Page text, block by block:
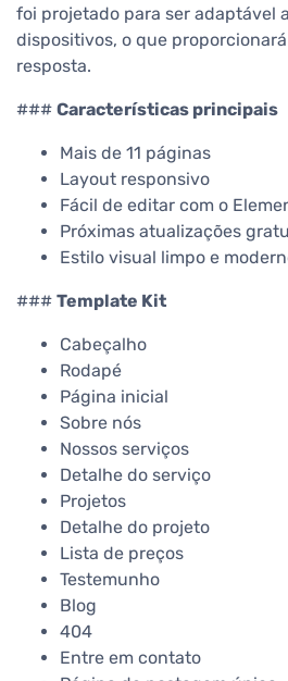
foi projetado para ser adaptável
dispositivos, o que
resposta.
### Características principais
Mais de 11 páginas
Layout responsivo
Fácil de editar com o
Próximas atualizações
Estilo visual limpo e
### Template Kit
Cabeçalho
Rodapé
Página inicial
Sobre nós
Nossos serviços
Detalhe do serviço
Projetos
Detalhe do projeto
Lista de preços
Testemunho
Blog
404
Entre em contato